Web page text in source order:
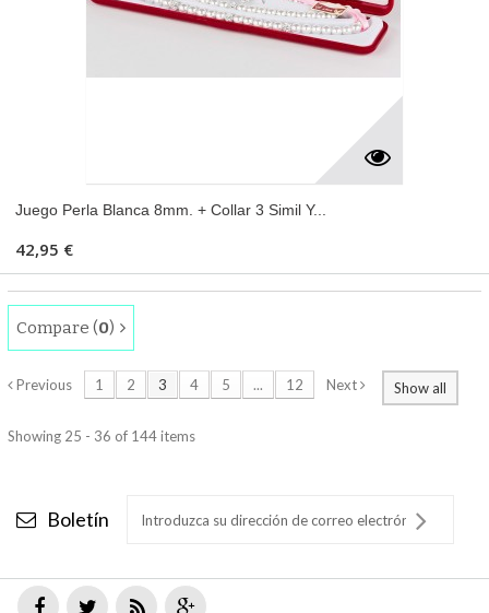
Juego Perla Blanca 8mm. + Collar 3 Simil Y...
42,95 €
Compare (0)
Show all
Previous 1 2 3 4 5 ... 12 Next
Showing 25 - 36 of 144 items
Boletín